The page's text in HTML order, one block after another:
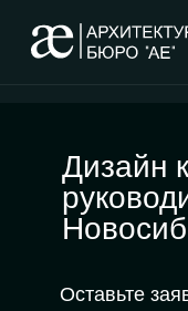
Дизайн
Оставьте